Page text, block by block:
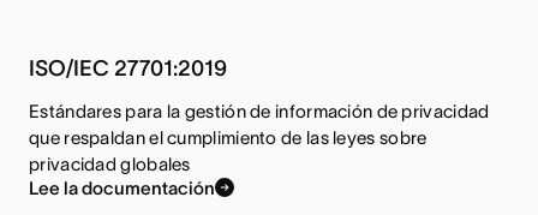
ISO/IEC 27701:2019
Estándares para la gestión de información de privacidad
que respaldan el cumplimiento de las leyes sobre
privacidad globales
Lee la documentación